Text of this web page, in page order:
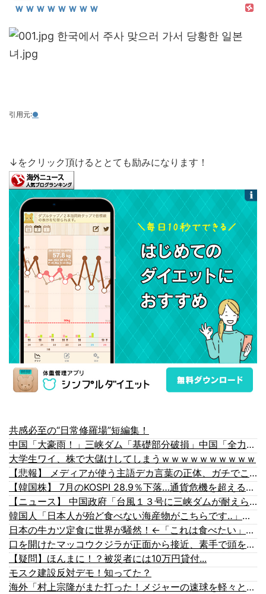
ｗｗｗｗｗｗｗｗ
引用元:●
↓をクリック頂けるととても励みになります！
共感必至の“日常修羅場”短編集！
中国「大豪雨！」三峡ダム「基礎部分破損」中国「全力放流！」台風13号「中国上陸予測」台風15号「中国接近（画像」中国「台風同時上陸！（穀物生産が壊滅危機」→
大学生ワイ、株で大儲けしてしまうｗｗｗｗｗｗｗｗｗｗ
【悲報】 メディアが使う主語デカ言葉の正体、ガチでこれだったｗｗｗｗ
【韓国株】 7月のKOSPI 28.9％下落…通貨危機を超える過去最大の下げ幅
【ニュース】 中国政府「台風１３号に三峡ダムが耐えられない！全開放流しろ！」⇒ 下流域の街が壊滅状態ｗｗｗｗｗ
韓国人「日本人が殆ど食べない海産物がこちらです‥」→「島国の日本人がどうして食べない？」
日本の牛カツ定食に世界が騒然！←「これは食べたい」（海外の反応）
口を開けたマッコウクジラが正面から接近、素手で頭を押し返すダイバー「まだ子どもで、変な魚が何なのか確かめてるだけ」【海外の反応】
【疑問】ほんまに！？被災者には10万円貸付...
モスク建設反対デモ！知ってた？
海外「村上宗隆がまた打った！メジャーの速球を軽々と攻略する26号ホームランがこちら…」